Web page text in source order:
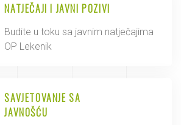
NATJEČAJI I JAVNI POZIVI
Budite u toku sa javnim natječajima
OP Lekenik
SAVJETOVANJE SA
JAVNOŠĆU